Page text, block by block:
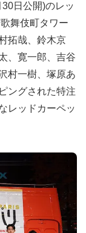
30日公開)のレッ
舞伎町タワー
拓哉、鈴木京
、寛一郎、吉谷
村一樹、塚原あ
ングされた特注
レッドカーペッ